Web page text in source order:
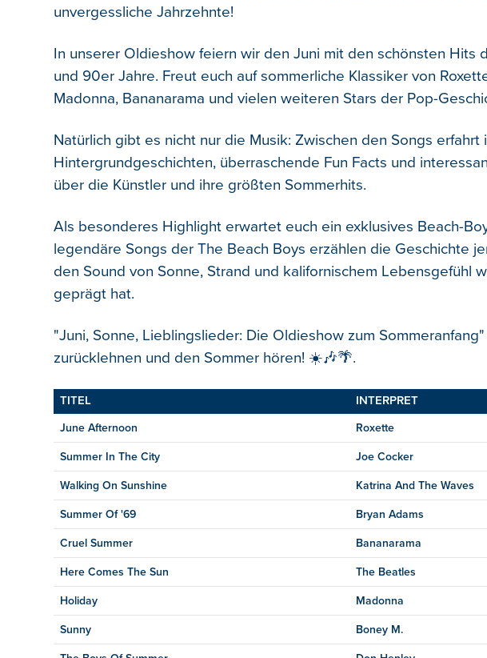
unvergessliche Jahrzehnte!
In unserer Oldieshow feiern wir den Juni mit den schönsten Hits
und 90er Jahre. Freut euch auf sommerliche Klassiker von
Madonna, Bananarama und vielen weiteren Stars der Pop-
Natürlich gibt es nicht nur die Musik: Zwischen den Songs erfahrt
Hintergrundgeschichten, überraschende Fun Facts und
über die Künstler und ihre größten Sommerhits.
Als besonderes Highlight erwartet euch ein exklusives Beach-
legendäre Songs der The Beach Boys erzählen die Geschichte
den Sound von Sonne, Strand und kalifornischem Lebensgefühl
geprägt hat.
"Juni, Sonne, Lieblingslieder: Die Oldieshow zum
zurücklehnen und den Sommer hören! ☀️🎶🌴.
TITEL INTERPRET
June Afternoon Roxette
Summer In The City Joe Cocker
Walking On Sunshine Katrina And The Waves
Summer Of '69 Bryan Adams
Cruel Summer Bananarama
Here Comes The Sun The Beatles
Holiday Madonna
Sunny Boney M.